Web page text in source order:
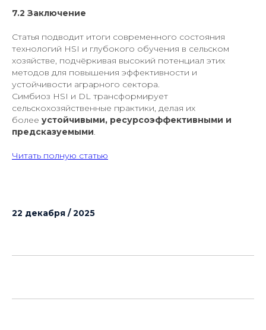
7.2 Заключение
Статья подводит итоги современного состояния
технологий HSI и глубокого обучения в сельском
хозяйстве, подчёркивая высокий потенциал этих
методов для повышения эффективности и
устойчивости аграрного сектора.
Симбиоз HSI и DL трансформирует
сельскохозяйственные практики, делая их
более устойчивыми, ресурсоэффективными и
предсказуемыми.
Читать полную статью
22 декабря / 2025